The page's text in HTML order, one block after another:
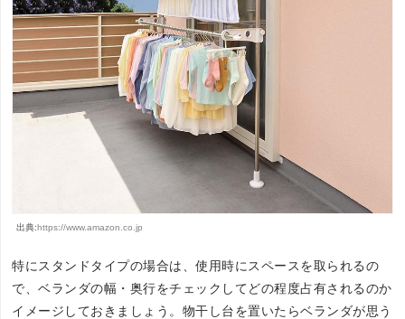
出典:https://www.amazon.co.jp
特にスタンドタイプの場合は、使用時にスペースを取られるの
で、ベランダの幅・奥行をチェックしてどの程度占有されるのか
イメージしておきましょう。物干し台を置いたらベランダが思う